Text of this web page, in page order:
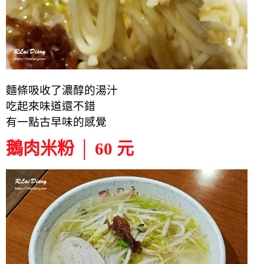
麵條吸收了濃醇的湯汁
吃起來味道還不錯
有一點古早味的感覺
鵝肉米粉 │ 60 元